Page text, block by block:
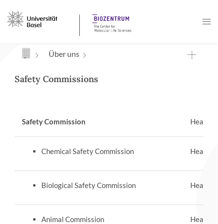
Navigation mit Access Keys
Über uns
Safety Commissions
Safety Commission Head:
Chemical Safety Commission Head:
Biological Safety Commission Head:
Animal Commission Head: